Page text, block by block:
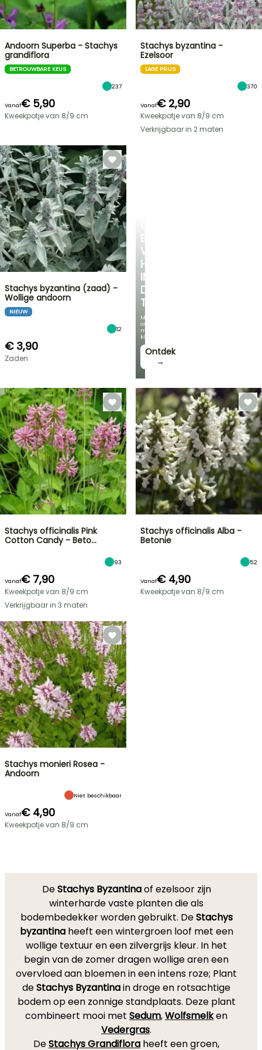
EEN
VERKOELEND
HOEKJE
IN
DE
TUIN
Met
onze
mooiste
klimplanten!
Ontdek
→
Andoorn Superba - Stachys
grandiflora
BETROUWBARE KEUS
237
Vanaf€ 5,90
Kweekpotje van 8/9 cm
Stachys byzantina -
Ezelsoor
LAGE PRIJS
370
Vanaf€ 2,90
Kweekpotje van 8/9 cm
Verkrijgbaar in 2 maten
Stachys byzantina (zaad) -
Wollige andoorn
NIEUW
12
€ 3,90
Zaden
Stachys officinalis Pink
Cotton Candy - Beto…
93
Vanaf€ 7,90
Kweekpotje van 8/9 cm
Verkrijgbaar in 3 maten
Stachys officinalis Alba -
Betonie
52
Vanaf€ 4,90
Kweekpotje van 8/9 cm
Stachys monieri Rosea -
Andoorn
Niet beschikbaar
Vanaf€ 4,90
Kweekpotje van 8/9 cm
DeStachys Byzantinaof ezelsoor zijn
winterharde vaste planten die als
bodembedekker worden gebruikt. DeStachys
byzantinaheeft een wintergroen loof met een
wollige textuur en een zilvergrijs kleur. In het
begin van de zomer dragen wollige aren een
overvloed aan bloemen in een intens roze; Plant
deStachys Byzantinain droge en rotsachtige
bodem op een zonnige standplaats. Deze plant
combineert mooi met Sedum,Wolfsmelken
Vedergras.
DeStachys Grandiflora heeft een groen,